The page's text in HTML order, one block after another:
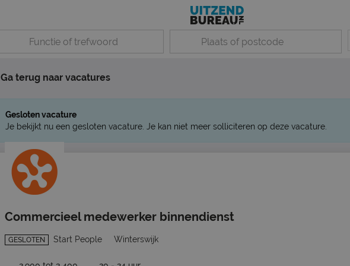
Ga terug naar vacatures
Gesloten vacature
Je bekijkt nu een gesloten vacature. Je kan niet meer solliciteren op deze vacature.
Commercieel medewerker binnendienst
GESLOTEN Start People Winterswijk